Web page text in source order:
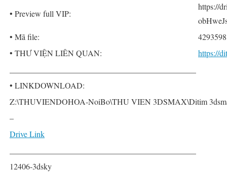
• Preview full VIP:
https://
• Mã file:
• THƯ VIỆN LIÊN QUAN:
https://
• LINKDOWNLOAD:
Z:\THUVIENDOHOA-NoiBo\THU VIEN 3DSMAX\Ditim
–
Drive Link
12406-3dsky